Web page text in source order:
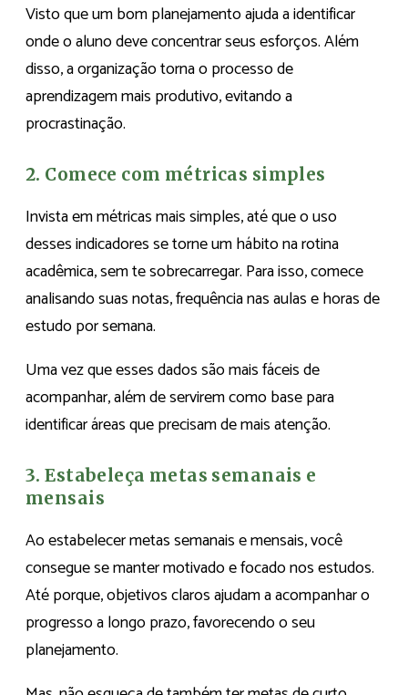
Visto que um bom planejamento ajuda a identificar
onde o aluno deve concentrar seus esforços. Além
disso, a organização torna o processo de
aprendizagem mais produtivo, evitando a
procrastinação.
2. Comece com métricas simples
Invista em métricas mais simples, até que o uso
desses indicadores se torne um hábito na rotina
acadêmica, sem te sobrecarregar. Para isso, comece
analisando suas notas, frequência nas aulas e horas de
estudo por semana.
Uma vez que esses dados são mais fáceis de
acompanhar, além de servirem como base para
identificar áreas que precisam de mais atenção.
3. Estabeleça metas semanais e
mensais
Ao estabelecer metas semanais e mensais, você
consegue se manter motivado e focado nos estudos.
Até porque, objetivos claros ajudam a acompanhar o
progresso a longo prazo, favorecendo o seu
planejamento.